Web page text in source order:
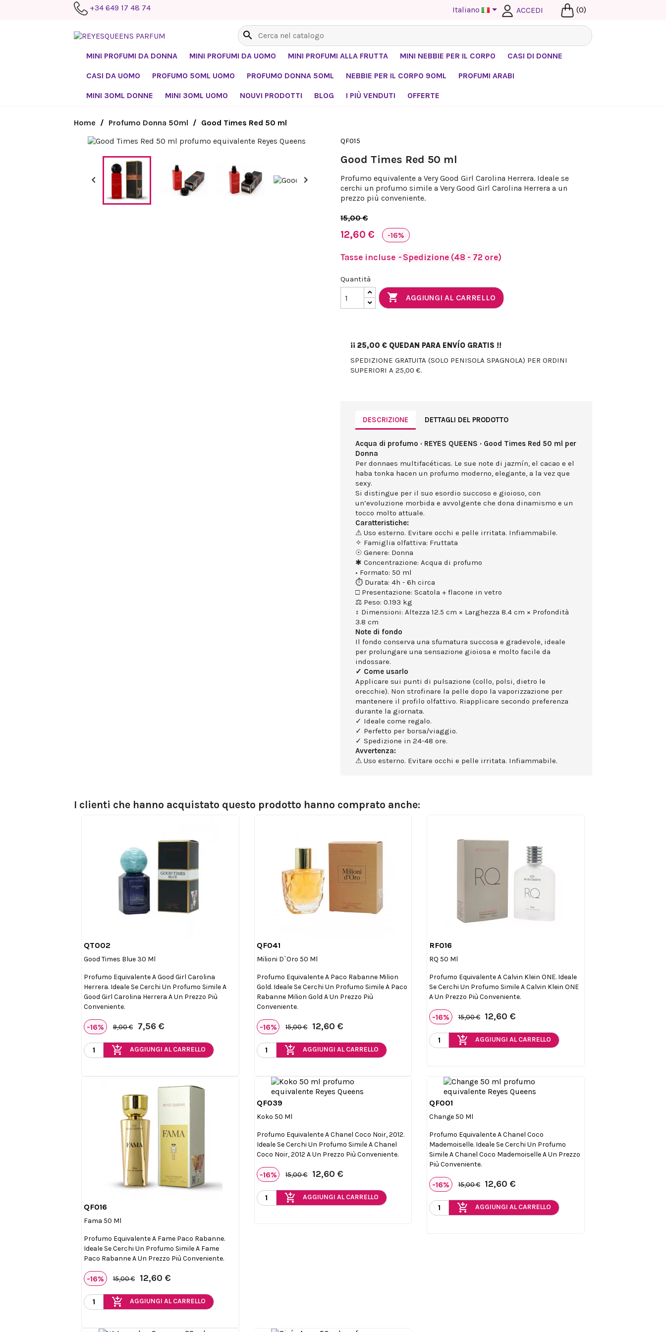
+34 649 17 48 74 Italiano  ACCEDI (0)
search
MINI PROFUMI DA DONNA MINI PROFUMI DA UOMO MINI PROFUMI ALLA FRUTTA MINI NEBBIE PER IL CORPO CASI DI DONNE
CASI DA UOMO PROFUMO 50ML UOMO PROFUMO DONNA 50ML NEBBIE PER IL CORPO 90ML PROFUMI ARABI
MINI 30ML DONNE MINI 30ML UOMO NOUVI PRODOTTI BLOG I PIÙ VENDUTI OFFERTE
Home Profumo Donna 50ml Good Times Red 50 ml
 
QF015
Good Times Red 50 ml
Profumo equivalente a Very Good Girl Carolina Herrera. Ideale se
cerchi un profumo simile a Very Good Girl Carolina Herrera a un
prezzo più conveniente.
15,00 €
12,60 € -16%
Tasse incluse Spedizione (48 - 72 ore)
Quantità
 AGGIUNGI AL CARRELLO
¡¡ 25,00 € QUEDAN PARA ENVÍO GRATIS !!
SPEDIZIONE GRATUITA (SOLO PENISOLA SPAGNOLA) PER ORDINI
SUPERIORI A 25,00 €.
DESCRIZIONE DETTAGLI DEL PRODOTTO
Acqua di profumo · REYES QUEENS · Good Times Red 50 ml per
Donna
Per donnaes multifacéticas. Le sue note di jazmín, el cacao e el
haba tonka hacen un profumo moderno, elegante, a la vez que
sexy.
Si distingue per il suo esordio succoso e gioioso, con
un’evoluzione morbida e avvolgente che dona dinamismo e un
tocco molto attuale.
Caratteristiche:
⚠ Uso esterno. Evitare occhi e pelle irritata. Infiammabile.
✧ Famiglia olfattiva: Fruttata
☉ Genere: Donna
✱ Concentrazione: Acqua di profumo
• Formato: 50 ml
⏱ Durata: 4h - 6h circa
□ Presentazione: Scatola + flacone in vetro
⚖ Peso: 0.193 kg
↕ Dimensioni: Altezza 12.5 cm × Larghezza 8.4 cm × Profondità
3.8 cm
Note di fondo
Il fondo conserva una sfumatura succosa e gradevole, ideale
per prolungare una sensazione gioiosa e molto facile da
indossare.
✓ Come usarlo
Applicare sui punti di pulsazione (collo, polsi, dietro le
orecchie). Non strofinare la pelle dopo la vaporizzazione per
mantenere il profilo olfattivo. Riapplicare secondo preferenza
durante la giornata.
✓ Ideale come regalo.
✓ Perfetto per borsa/viaggio.
✓ Spedizione in 24-48 ore.
Avvertenza:
⚠ Uso esterno. Evitare occhi e pelle irritata. Infiammabile.
I clienti che hanno acquistato questo prodotto hanno comprato anche:
QT002
Good Times Blue 30 Ml
Profumo Equivalente A Good Girl Carolina
Herrera. Ideale Se Cerchi Un Profumo Simile A
Good Girl Carolina Herrera A Un Prezzo Più
Conveniente.
-16% 9,00 € 7,56 €
add_shopping_cart AGGIUNGI AL CARRELLO
QF041
Milioni D`Oro 50 Ml
Profumo Equivalente A Paco Rabanne Milion
Gold. Ideale Se Cerchi Un Profumo Simile A Paco
Rabanne Milion Gold A Un Prezzo Più
Conveniente.
-16% 15,00 € 12,60 €
add_shopping_cart AGGIUNGI AL CARRELLO
RF016
RQ 50 Ml
Profumo Equivalente A Calvin Klein ONE. Ideale
Se Cerchi Un Profumo Simile A Calvin Klein ONE
A Un Prezzo Più Conveniente.
-16% 15,00 € 12,60 €
add_shopping_cart AGGIUNGI AL CARRELLO
QF016
Fama 50 Ml
Profumo Equivalente A Fame Paco Rabanne.
Ideale Se Cerchi Un Profumo Simile A Fame
Paco Rabanne A Un Prezzo Più Conveniente.
-16% 15,00 € 12,60 €
add_shopping_cart AGGIUNGI AL CARRELLO
QF039
Koko 50 Ml
Profumo Equivalente A Chanel Coco Noir, 2012.
Ideale Se Cerchi Un Profumo Simile A Chanel
Coco Noir, 2012 A Un Prezzo Più Conveniente.
-16% 15,00 € 12,60 €
add_shopping_cart AGGIUNGI AL CARRELLO
QF001
Change 50 Ml
Profumo Equivalente A Chanel Coco
Mademoiselle. Ideale Se Cerchi Un Profumo
Simile A Chanel Coco Mademoiselle A Un Prezzo
Più Conveniente.
-16% 15,00 € 12,60 €
add_shopping_cart AGGIUNGI AL CARRELLO